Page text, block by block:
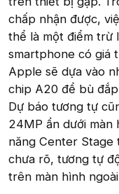
chấp nhận được,
thể là một điểm trừ
smartphone có giá
Apple sẽ dựa vào
chip A20 để bù
Dự báo tương tự
24MP ẩn dưới màn
năng Center Stage
chưa rõ, tương tự
trên màn hình